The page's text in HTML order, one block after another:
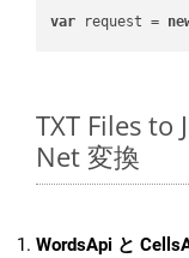
var request =
TXT Files to
Net 変換
WordsApi と